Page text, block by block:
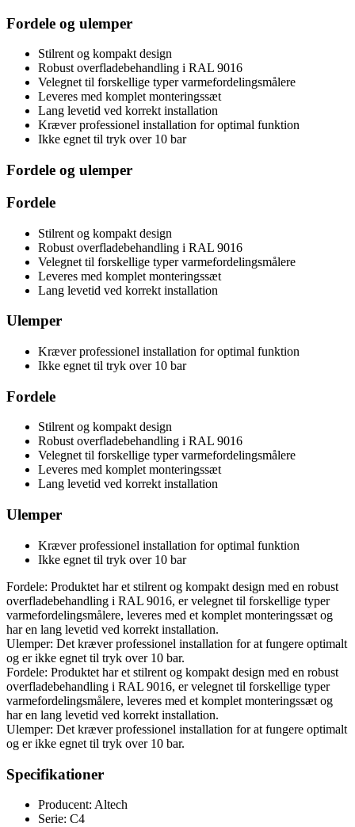
Fordele og ulemper
Stilrent og kompakt design
Robust overfladebehandling i RAL 9016
Velegnet til forskellige typer varmefordelingsmålere
Leveres med komplet monteringssæt
Lang levetid ved korrekt installation
Kræver professionel installation for optimal funktion
Ikke egnet til tryk over 10 bar
Fordele og ulemper
Fordele
Stilrent og kompakt design
Robust overfladebehandling i RAL 9016
Velegnet til forskellige typer varmefordelingsmålere
Leveres med komplet monteringssæt
Lang levetid ved korrekt installation
Ulemper
Kræver professionel installation for optimal funktion
Ikke egnet til tryk over 10 bar
Fordele
Stilrent og kompakt design
Robust overfladebehandling i RAL 9016
Velegnet til forskellige typer varmefordelingsmålere
Leveres med komplet monteringssæt
Lang levetid ved korrekt installation
Ulemper
Kræver professionel installation for optimal funktion
Ikke egnet til tryk over 10 bar
Fordele: Produktet har et stilrent og kompakt design med en robust
overfladebehandling i RAL 9016, er velegnet til forskellige typer
varmefordelingsmålere, leveres med et komplet monteringssæt og
har en lang levetid ved korrekt installation.
Ulemper: Det kræver professionel installation for at fungere optimalt
og er ikke egnet til tryk over 10 bar.
Fordele: Produktet har et stilrent og kompakt design med en robust
overfladebehandling i RAL 9016, er velegnet til forskellige typer
varmefordelingsmålere, leveres med et komplet monteringssæt og
har en lang levetid ved korrekt installation.
Ulemper: Det kræver professionel installation for at fungere optimalt
og er ikke egnet til tryk over 10 bar.
Specifikationer
Producent: Altech
Serie: C4